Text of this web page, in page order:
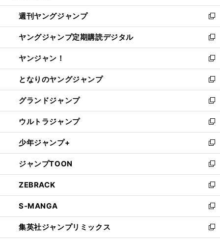
開
く
ウ
で
開
く
ン
ド
ウ
で
開
く
ウ
ィ
ン
ド
ウ
で
開
く
週刊ヤングジャンプ
新
し
い
ウ
ィ
ン
ド
ウ
で
開
く
ヤングジャンプ定期購読デジタル
新
し
い
ウ
ィ
ン
ド
ウ
で
開
く
ヤンジャン！
新
し
い
ウ
ィ
ン
ド
ウ
で
開
く
となりのヤングジャンプ
新
し
い
ウ
ィ
ン
ド
ウ
で
開
く
グランドジャンプ
新
し
い
ウ
ィ
ン
ド
ウ
で
開
く
ウルトラジャンプ
新
し
い
ウ
ィ
ン
ド
ウ
で
開
く
少年ジャンプ+
新
し
い
ウ
ィ
ン
ド
ウ
で
開
ジャンプTOON
新
し
い
ウ
ィ
ン
ド
ウ
ZEBRACK
新
し
い
ウ
ィ
S-MANGA
新
し
い
集英社ジャンプリミックス
新